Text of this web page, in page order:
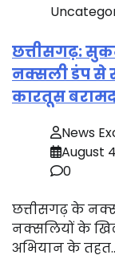
छत्तीसगढ़:
नक्सली डंप से
कारतूस
News
August
0
छत्तीसगढ़ के
नक्सलियों के
अभियान के